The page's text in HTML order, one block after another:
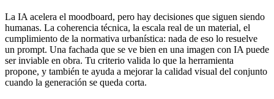
La IA acelera el moodboard, pero hay decisiones que siguen siendo
humanas. La coherencia técnica, la escala real de un material, el
cumplimiento de la normativa urbanística: nada de eso lo resuelve
un prompt. Una fachada que se ve bien en una imagen con IA puede
ser inviable en obra. Tu criterio valida lo que la herramienta
propone, y también te ayuda a mejorar la calidad visual del conjunto
cuando la generación se queda corta.